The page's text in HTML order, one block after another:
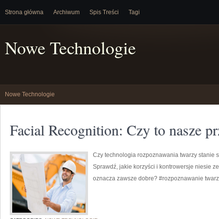
Strona główna Archiwum Spis Treści Tagi
Nowe Technologie
Nowe Technologie
Facial Recognition: Czy to nasze
Czy technologia rozpoznawania twarzy stanie
Sprawdź, jakie korzyści i kontrowersje niesie
oznacza zawsze dobre? #rozpoznawanie